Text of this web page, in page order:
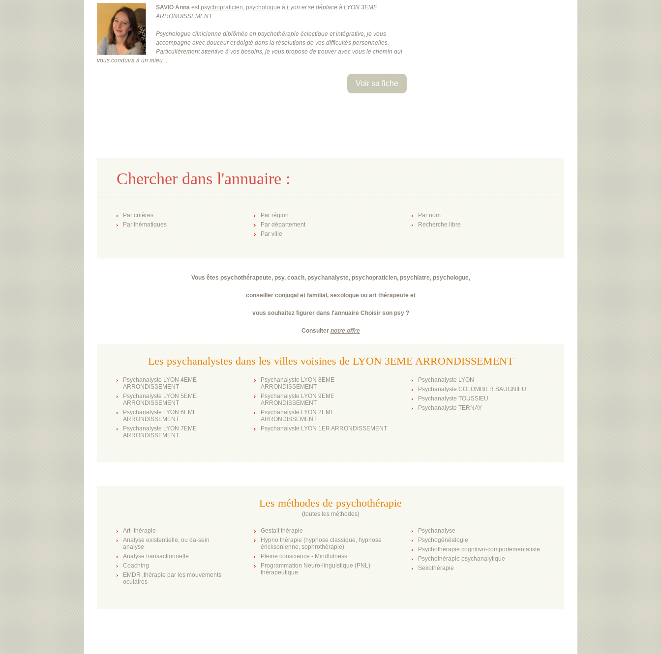
SAVIO Anna estpsychopraticien, psychologue à Lyon et se déplace à LYON 3EME
ARRONDISSEMENT
Psychologue clinicienne diplômée en psychothérapie éclectique et intégrative, je vous
accompagne avec douceur et doigté dans la résolutions de vos difficultés personnelles.
Particulièrement attentive à vos besoins, je vous propose de trouver avec vous le chemin qui
vous conduira à un mieu ...
Voir sa fiche
Chercher dans l'annuaire :
Par critères
Par thématiques
Par région
Par département
Par ville
Par nom
Recherche libre
Vous êtes psychothérapeute, psy, coach, psychanalyste, psychopraticien, psychiatre, psychologue,
conseiller conjugal et familial, sexologue ou art thérapeute et
vous souhaitez figurer dans l'annuaire Choisir son psy ?
Consulter notre offre
Les psychanalystes dans les villes voisines de LYON 3EME ARRONDISSEMENT
Psychanalyste LYON 4EME
ARRONDISSEMENT
Psychanalyste LYON 5EME
ARRONDISSEMENT
Psychanalyste LYON 6EME
ARRONDISSEMENT
Psychanalyste LYON 7EME
ARRONDISSEMENT
Psychanalyste LYON 8EME
ARRONDISSEMENT
Psychanalyste LYON 9EME
ARRONDISSEMENT
Psychanalyste LYON 2EME
ARRONDISSEMENT
Psychanalyste LYON 1ER ARRONDISSEMENT
Psychanalyste LYON
Psychanalyste COLOMBIER SAUGNIEU
Psychanalyste TOUSSIEU
Psychanalyste TERNAY
Les méthodes de psychothérapie
(toutes les méthodes)
Art–thérapie
Analyse existentielle, ou da-sein
analyse
Analyse transactionnelle
Coaching
EMDR ,thérapie par les mouvements
oculaires
Gestalt thérapie
Hypno thérapie (hypnose classique, hypnose
éricksonienne, sophrothérapie)
Pleine conscience - Mindfulness
Programmation Neuro-linguistique (PNL)
thérapeutique
Psychanalyse
Psychogénéalogie
Psychothérapie cognitivo-comportementaliste
Psychothérapie psychanalytique
Sexothérapie